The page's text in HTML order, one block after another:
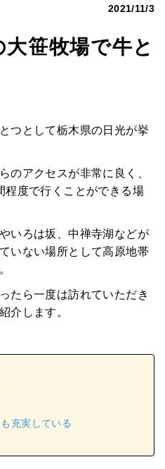
2021/11/3
大笹牧場で牛と
つとして栃木県の日光が挙
のアクセスが非常に良く、
程度で行くことができる場
いろは坂、中禅寺湖などが
いない場所として高原地帯
たら一度は訪れていただき
介します。
充実している